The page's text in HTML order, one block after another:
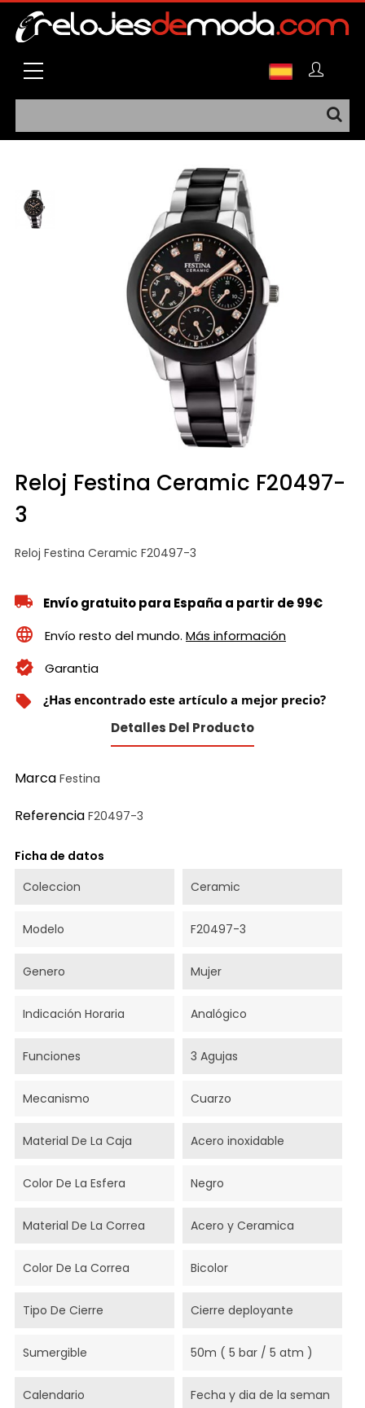
Reloj Festina Ceramic F20497-
3
Reloj Festina Ceramic F20497-3
Envío gratuito para España a partir de 99€
Envío resto del mundo. Más información
Garantia
local_offer ¿Has encontrado este artículo a mejor precio?
Detalles Del Producto
Marca Festina
Referencia F20497-3
Ficha de datos
Coleccion
Ceramic
Modelo F20497-3
Genero Mujer
Indicación Horaria Analógico
Funciones 3 Agujas
Mecanismo Cuarzo
Material De La Caja Acero inoxidable
Color De La Esfera Negro
Material De La Correa Acero y Ceramica
Color De La Correa Bicolor
Tipo De Cierre Cierre deployante
Sumergible 50m ( 5 bar / 5 atm )
Calendario
Fecha y dia de la seman